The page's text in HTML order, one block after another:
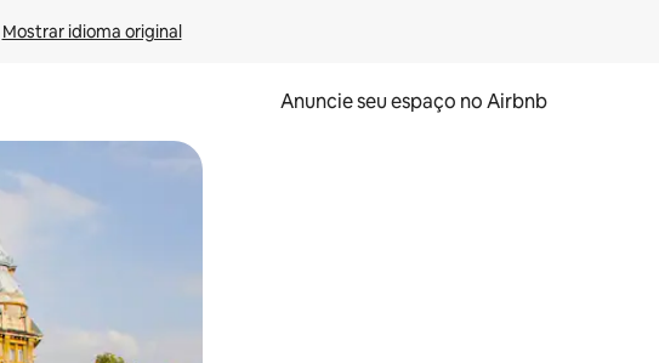
Mostrar idioma original
Anuncie seu espaço no Airbnb